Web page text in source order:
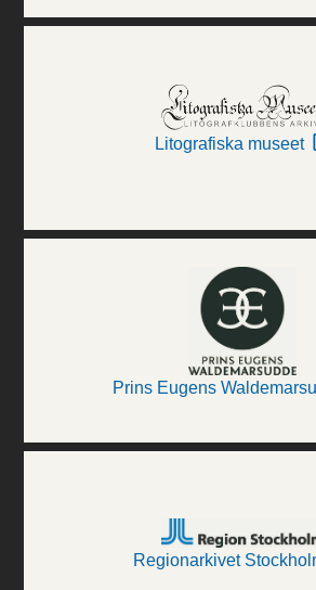
Litografiska museet
Prins Eugens
Regionarkivet